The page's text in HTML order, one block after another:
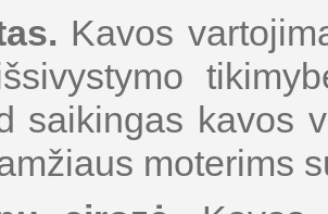
Kavos
saikingas kavos
moterims